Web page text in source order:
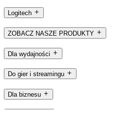
Logitech
ZOBACZ NASZE PRODUKTY
Dla wydajności
Do gier i streamingu
Dla biznesu